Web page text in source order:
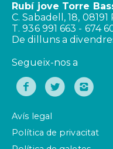
Rubí jove Torre
C. Sabadell, 18,
T. 936 991 663 - 674
De dilluns a
Segueix-nos a
Avís legal
Política de privacitat